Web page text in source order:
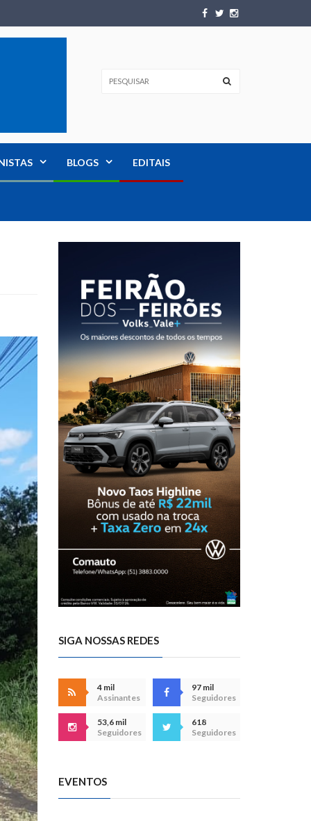
BLOGS EDITAIS
SIGA NOSSAS REDES
4 mil
Assinantes
97 mil
Seguidores
53,6 mil
Seguidores
618
Seguidores
EVENTOS